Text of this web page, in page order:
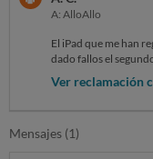
A: AlloAllo
El iPad que me han
dado fallos el
Ha fallado de manera
tocar la pantalla y
indicaciones
Ver reclamación
Mensajes (1)